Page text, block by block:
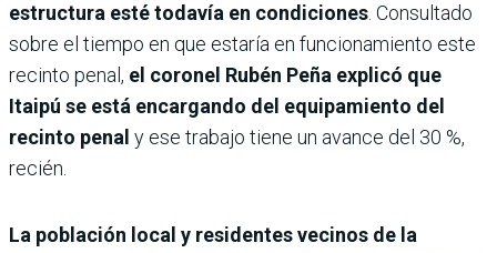
estructura esté todavía en condiciones . Consultado
sobre el tiempo en que estaría en funcionamiento este
recinto penal, el coronel Rubén Peña explicó que
Itaipú se está encargando del equipamiento del
recinto penal y ese trabajo tiene un avance del 30 %,
recién.
La población local y residentes vecinos de la